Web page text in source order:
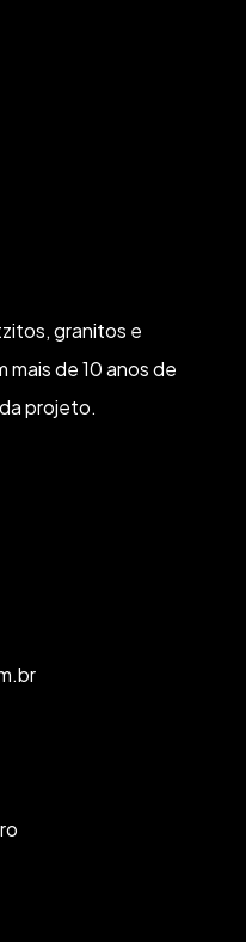
granitos e
de 10 anos de
projeto.